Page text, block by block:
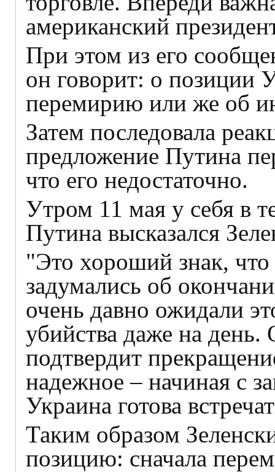
американский
При этом из его
он говорит: о позиции
перемирию или же об
Затем последовала
предложение Путина
что его недостаточно.
Утром 11 мая у себя в
Путина высказался
"Это хороший знак, что
задумались об
очень давно ожидали
убийства даже на
подтвердит
надежное – начиная с
Украина готова
Таким образом
позицию: сначала